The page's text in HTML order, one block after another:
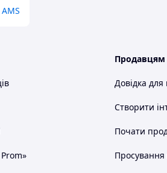
AMS
Продавцям
Довідка для
Створити
Почати
Просування